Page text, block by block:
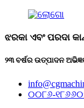
ଝରକା ଏବଂ ପରଦା
୨୩ ବର୍ଷର ଉତ୍ପାଦନ
୦୦୮୬-